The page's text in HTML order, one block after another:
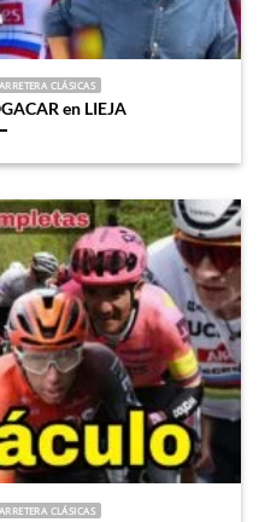
CLÁSICAS
en LIEJA
CLÁSICAS